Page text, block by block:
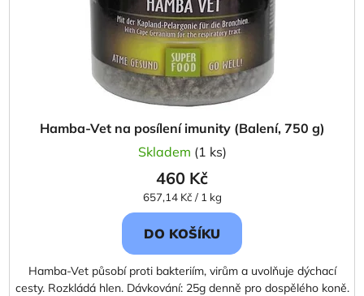
Hamba-Vet na posílení imunity (Balení, 750 g)
Skladem (1 ks)
460 Kč
Měrná
cena:
657,14 Kč / 1 kg
DO KOŠÍKU
Hamba-Vet působí proti bakteriím, virům a uvolňuje dýchací
cesty. Rozkládá hlen. Dávkování: 25g denně pro dospělého koně.